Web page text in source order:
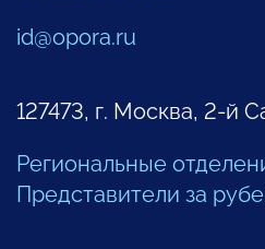
id@opora.ru
127473, г. Москва, 2-й
Региональные
Представители за